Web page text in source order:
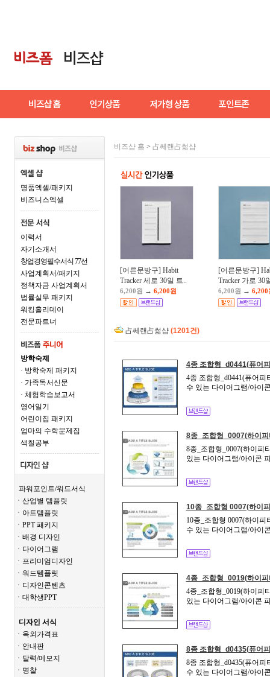
명품엑셀/패키지
비즈니스엑셀
이력서
자기소개서
창업경영필수서식 77선
사업계획서/패키지
정책자금 사업계획서
법률실무 패키지
워킹홀리데이
전문파트너
방학숙제
· 방학숙제 패키지
· 가족독서신문
· 체험학습보고서
영어일기
어린이집 패키지
엄마의 수학문제집
색칠공부
파워포인트/워드서식
ㆍ산업별 템플릿
ㆍ아트템플릿
ㆍPPT 패키지
ㆍ배경 디자인
ㆍ다이어그램
ㆍ프리미엄디자인
ㆍ워드템플릿
ㆍ디자인콘텐츠
ㆍ대학생PPT
디자인 서식
ㆍ옥외가격표
ㆍ안내판
ㆍ달력/메모지
ㆍ명찰
비즈샵 홈 > 占쎄랜占썲샵
[어른문방구] Habit
Tracker 세로 30일 트..
6,200원 → 6,200원
[어른문방구]
Tracker 가로 30
6,200원 → 6,200
占쎄랜占썲샵 (1201건)
4종 조합형_d0441(퓨어
4종 조합형_d0441(퓨어
수 있는 다이어그램/아이
8종_조합형_0007(하이피
8종_조합형_0007(하이피
있는 다이어그램/아이콘
10종_조합형 0007(하이
10종_조합형 0007(하이
수 있는 다이어그램/아이
4종_조합형_0019(하이피
4종_조합형_0019(하이피
있는 다이어그램/아이콘
8종 조합형_d0435(퓨어
8종 조합형_d0435(퓨어
수 있는 다이어그램/아이